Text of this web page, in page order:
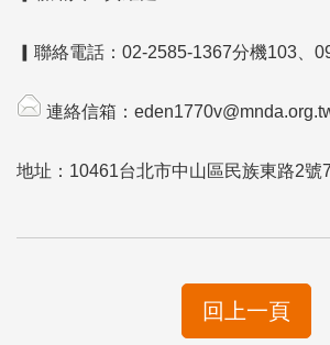
▎聯絡電話：02-2585-1367分機103、
連絡信箱：
地址：10461台北市中山區民族東路2號
回上一頁